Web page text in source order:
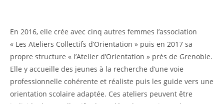
En 2016, elle crée avec cinq autres femmes l’association
« Les Ateliers Collectifs d’Orientation » puis en 2017 sa
propre structure « l’Atelier d’Orientation » près de Grenoble.
Elle y accueille des jeunes à la recherche d’une voie
professionnelle cohérente et réaliste puis les guide vers une
orientation scolaire adaptée. Ces ateliers peuvent être